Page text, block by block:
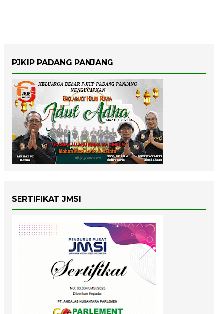
PJKIP PADANG PANJANG
SERTIFIKAT JMSI